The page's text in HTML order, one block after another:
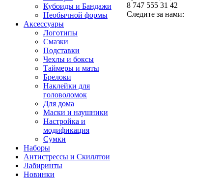
Кубоиды и Бандажи
Необычной формы
Аксессуары
Логотипы
Смазки
Подставки
Чехлы и боксы
Таймеры и маты
Брелоки
Наклейки для
головоломок
Для дома
Маски и наушники
Настройка и
модификация
Сумки
Наборы
Антистрессы и Скиллтои
Лабиринты
Новинки
8 747 555 31 42
Следите за нами: